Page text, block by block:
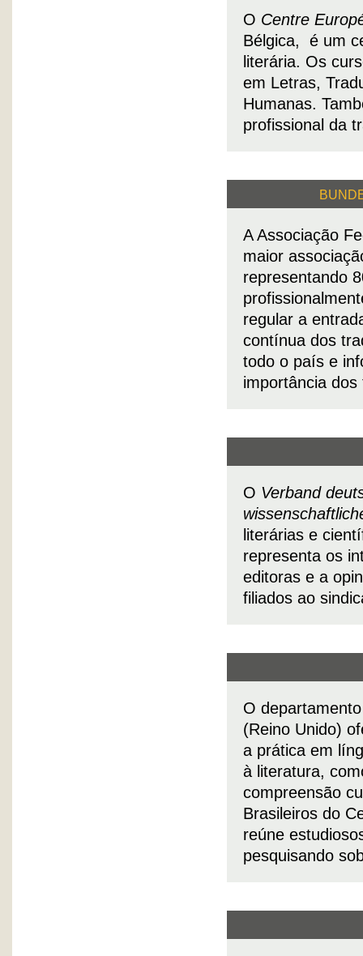
O Centre
Bélgica, é um
literária. Os
em Letras,
Humanas.
profissional da
A Associação
maior
representando
regular a
contínua dos
todo o país e
importância
O Verband
literárias e
representa os
editoras e a
filiados ao
O
(Reino Unido)
a prática em
à literatura,
compreensão
Brasileiros do
reúne
pesquisando